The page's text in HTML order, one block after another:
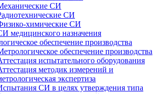
СИ
СИ
химические СИ
медицинского назначения
обеспечение производства
обеспечение производства
испытательного оборудования
методик измерений и
экспертиза
СИ в целях утверждения типа